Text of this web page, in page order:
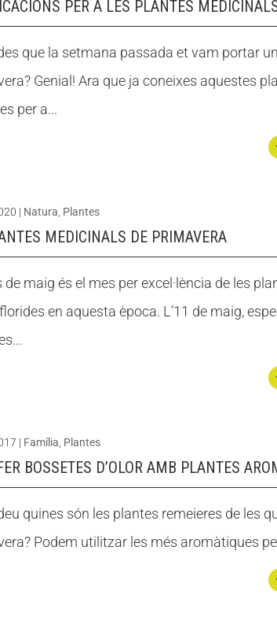
PER A LES PLANTES
que la setmana passada et vam portar
Genial! Ara que ja coneixes aquestes
per a...
s
| Natura Plantes
MEDICINALS DE PRIMAVERA
de maig és el mes per excel·lència de les
en aquesta època. L’11 de maig,
t
| Família Plantes
BOSSETES D’OLOR AMB PLANTES
quines són les plantes remeieres de les
Podem utilitzar les més aromàtiques
Butlletins
Diari de la Fundació
Xarxes socials
Butlletins
Diari de la Fundació
Xarxes socials